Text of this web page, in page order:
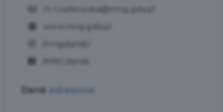
m.ruszkowska@mng.gda.pl
Dane adresowe